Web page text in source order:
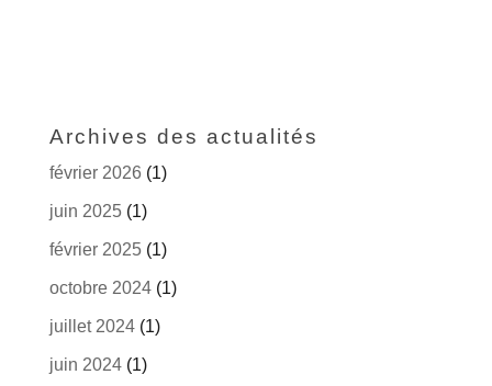
Archives des actualités
février 2026 (1)
juin 2025(1)
février 2025(1)
octobre 2024(1)
juillet 2024(1)
juin 2024(1)